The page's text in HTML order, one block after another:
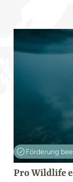
Förderung
Pro Wildlife